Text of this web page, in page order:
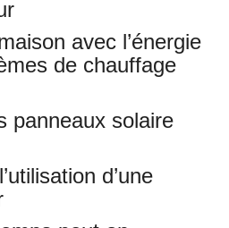
avec l’énergie
de chauffage
panneaux solaire
d’une